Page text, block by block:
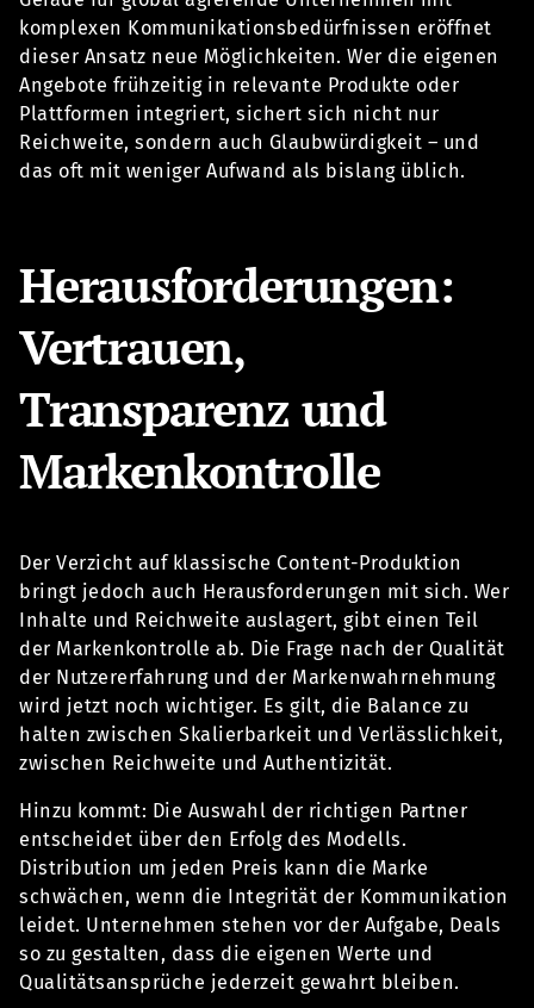
komplexen Kommunikationsbedürfnissen eröffnet
dieser Ansatz neue Möglichkeiten. Wer die eigenen
Angebote frühzeitig in relevante Produkte oder
Plattformen integriert, sichert sich nicht nur
Reichweite, sondern auch Glaubwürdigkeit – und
das oft mit weniger Aufwand als bislang üblich.
Herausforderungen:
Vertrauen,
Transparenz und
Markenkontrolle
Der Verzicht auf klassische Content-Produktion
bringt jedoch auch Herausforderungen mit sich. Wer
Inhalte und Reichweite auslagert, gibt einen Teil
der Markenkontrolle ab. Die Frage nach der Qualität
der Nutzererfahrung und der Markenwahrnehmung
wird jetzt noch wichtiger. Es gilt, die Balance zu
halten zwischen Skalierbarkeit und Verlässlichkeit,
zwischen Reichweite und Authentizität.
Hinzu kommt: Die Auswahl der richtigen Partner
entscheidet über den Erfolg des Modells.
Distribution um jeden Preis kann die Marke
schwächen, wenn die Integrität der Kommunikation
leidet. Unternehmen stehen vor der Aufgabe, Deals
so zu gestalten, dass die eigenen Werte und
Qualitätsansprüche jederzeit gewahrt bleiben.